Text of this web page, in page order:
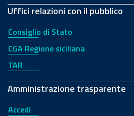
Uffici relazioni con il pubblico
Consiglio di Stato
CGA Regione siciliana
TAR
Amministrazione trasparente
Accedi